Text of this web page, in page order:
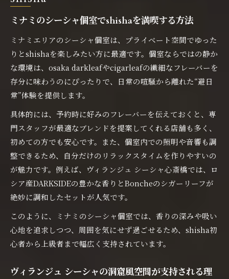
ミナミのシーシャ個室でshishaを満喫する方法
ミナミエリアのシーシャ個室は、プライベート空間でゆった
りとshishaを楽しみたい方に最適です。個室ならではの静か
な環境は、osaka darkleafやcigarleafの繊細なフレーバーを
存分に味わうのにぴったりで、日常の喧騒から離れた“避日
常”体験を提供します。
具体的には、予約時に好みのフレーバーを伝えておくと、専
門スタッフが最適なブレンドを提案してくれる店舗も多く、
初めての方でも安心です。また、個室内での照明や音響も調
整できるため、自分だけのリラックスタイムを作りやすいの
が魅力です。例えば、ヴィランジュ シーシャ心斎橋では、ロ
シア産DARKSIDEの豊かな香りとBoncheのシガーリーフが
絶妙に調和したセットが人気です。
このように、ミナミのシーシャ個室では、香りの深みや吸い
心地を追求しつつ、周囲を気にせず過ごせるため、shisha初
心者から上級者まで幅広く支持されています。
ヴィランジュ シーシャの洞窟風空間が支持される理